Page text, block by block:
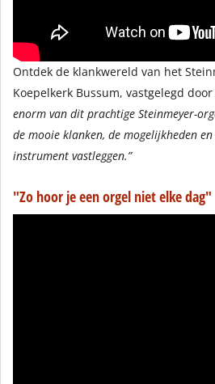
Ontdek de klankwereld van het
Koepelkerk Bussum, vastgelegd door
enorm van dit prachtige Steinmeyer-
de mooie klanken, de mogelijkheden
instrument vastleggen.”
"Zo hoor je een orgel niet elke dag"